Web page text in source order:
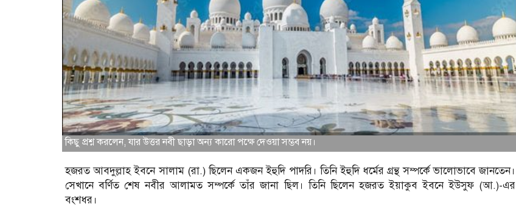
কিছু প্রশ্ন করলেন, যার উত্তর নবী ছাড়া অন্য কারো পক্ষে দেওয়া সম্ভব নয়।
হজরত আবদুল্লাহ ইবনে সালাম (রা.) ছিলেন একজন ইহুদি পাদরি। তিনি ইহুদি ধর্মের গ্রন্থ সম্পর্কে ভালোভাবে জানতেন।
সেখানে বর্ণিত শেষ নবীর আলামত সম্পর্কে তাঁর জানা ছিল। তিনি ছিলেন হজরত ইয়াকুব ইবনে ইউসুফ (আ.)-এর
বংশধর।